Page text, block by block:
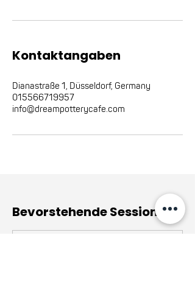
Kontaktangaben
Dianastraße 1, Düsseldorf, Germany
015566719957
info@dreampotterycafe.com
Bevorstehende Sessions